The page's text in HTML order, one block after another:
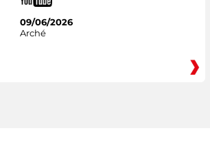
09/06/2026
Arché